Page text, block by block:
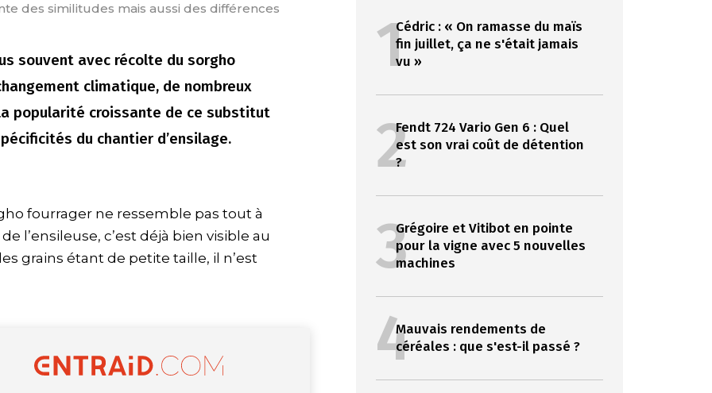
des similitudes mais aussi des différences
souvent avec récolte du sorgho
climatique, de nombreux
popularité croissante de ce substitut
du chantier d’ensilage.
fourrager ne ressemble pas tout à
l’ensileuse, c’est déjà bien visible au
grains étant de petite taille, il n’est
1Cédric : « On ramasse du maïs
fin juillet, ça ne s'était jamais
vu »
2Fendt 724 Vario Gen 6 : Quel
est son vrai coût de détention
?
3Grégoire et Vitibot en pointe
pour la vigne avec 5 nouvelles
machines
4Mauvais rendements de
céréales : que s'est-il passé ?